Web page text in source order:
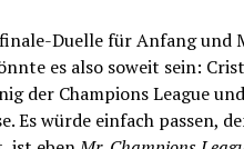
Duelle für Anfang und
es also soweit sein:
der Champions League und
Es würde einfach passen,